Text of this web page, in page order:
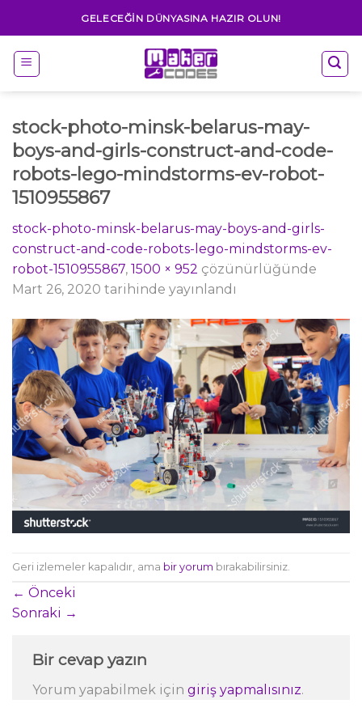
content
GELECEĞIN DÜNYASINA HAZIR OLUN!
stock-photo-minsk-belarus-may-
boys-and-girls-construct-and-code-
robots-lego-mindstorms-ev-robot-
1510955867
stock-photo-minsk-belarus-may-boys-and-girls-
construct-and-code-robots-lego-mindstorms-ev-
robot-1510955867, 1500 × 952 çözünürlüğünde
Mart 26, 2020 tarihinde yayınlandı
Geri izlemeler kapalıdır, ama bir yorum bırakabilirsiniz.
← Önceki
Sonraki →
Bir cevap yazın
Yorum yapabilmek için giriş yapmalısınız.